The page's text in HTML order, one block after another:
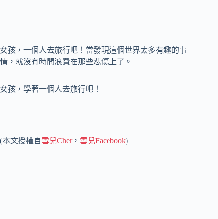
女孩，一個人去旅行吧！當發現這個世界太多有趣的事
情，就沒有時間浪費在那些悲傷上了。
女孩，學著一個人去旅行吧！
(本文授權自雪兒Cher， 雪兒Facebook)